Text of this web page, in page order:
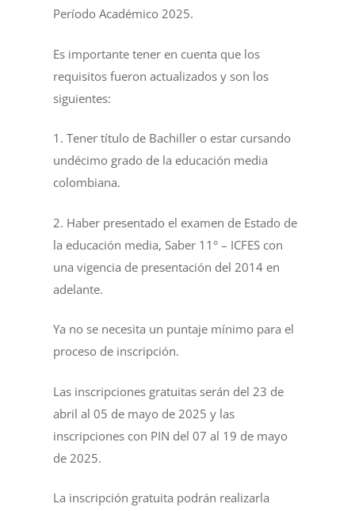
Período Académico 2025.
Es importante tener en cuenta que los
requisitos fueron actualizados y son los
siguientes:
1. Tener título de Bachiller o estar cursando
undécimo grado de la educación media
colombiana.
2. Haber presentado el examen de Estado de
la educación media, Saber 11° – ICFES con
una vigencia de presentación del 2014 en
adelante.
Ya no se necesita un puntaje mínimo para el
proceso de inscripción.
Las inscripciones gratuitas serán del 23 de
abril al 05 de mayo de 2025 y las
inscripciones con PIN del 07 al 19 de mayo
de 2025.
La inscripción gratuita podrán realizarla